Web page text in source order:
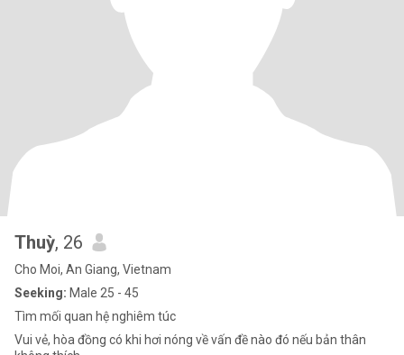
Thuỳ, 26
Cho Moi, An Giang, Vietnam
Seeking: Male 25 - 45
Tìm mối quan hệ nghiêm túc
Vui vẻ, hòa đồng có khi hơi nóng về vấn đề nào đó nếu bản thân